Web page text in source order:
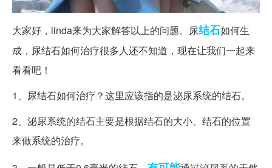
大家好，linda来为大家解答以上的问题。尿结石如何生
成，尿结石如何治疗很多人还不知道，现在让我们一起来
看看吧！
1、尿结石如何治疗？这里应该指的是泌尿系统的结石。
2、泌尿系统的结石主要是根据结石的大小、结石的位置
来做系统的治疗。